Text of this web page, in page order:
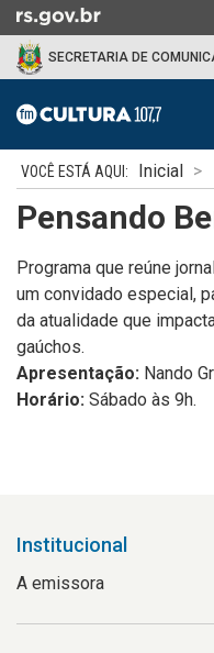
para
menu
busca
SECRETARIA DE
Início
do
conteúdo
Inicial
Pensando
Programa que reúne
um convidado especial,
da atualidade que
gaúchos.
Apresentação: Nando
Horário: Sábado às 9h.
Institucional
A emissora